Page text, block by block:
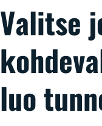
Valitse
luo